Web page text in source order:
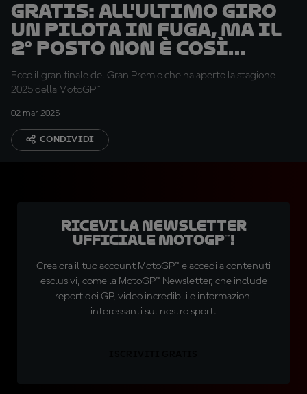
GRATIS: all'ultimo giro
un pilota in fuga, ma il
2° posto non è così
sicuro
Ecco il gran finale del Gran Premio che ha aperto la stagione
2025 della MotoGP™
02 mar 2025
CONDIVIDI
Ricevi la newsletter
ufficiale MotoGP™!
Crea ora il tuo account MotoGP™ e accedi a contenuti
esclusivi, come la MotoGP™ Newsletter, che include
report dei GP, video incredibili e informazioni
interessanti sul nostro sport.